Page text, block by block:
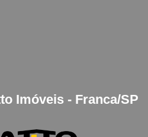
Imóveis - Franca/SP